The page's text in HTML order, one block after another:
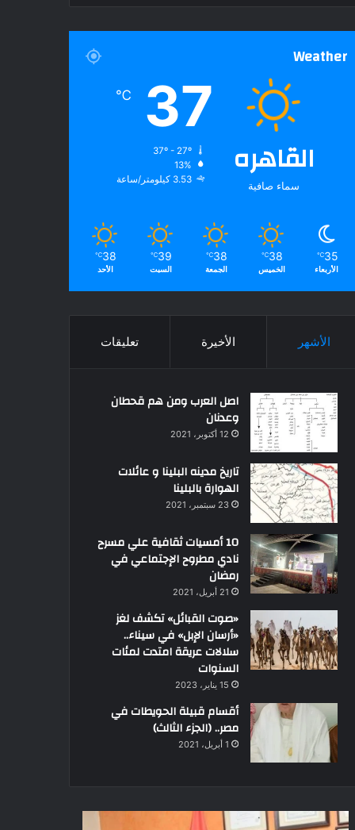
Weather
القاهره
سماء صافية
37
℃
13%
3.53 كيلومتر/ساعة
35
℃
الأربعاء
38
℃
الخميس
38
℃
الجمعة
39
℃
السبت
38
℃
الأحد
الأشهر الأخيرة تعليقات
اصل العرب ومن هم قحطان
وعدنان
12 أكتوبر، 2021
تاريخ مدينه البلينا و عائلات
الهوارة بالبلينا
23 سبتمبر، 2021
10 أمسيات ثقافية علي مسرح
نادي مطروح الإجتماعي في
رمضان
21 أبريل، 2021
«صوت القبائل» تكشف لغز
«أرسان الإبل» في سيناء..
سلالات عريقة امتدت لمئات
السنوات
15 يناير، 2023
أقسام قبيلة الحويطات في
مصر.. (الجزء الثالث)
1 أبريل، 2021